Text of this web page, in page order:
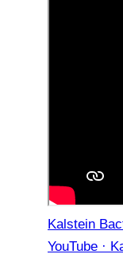
Kalstein
YouTube ·